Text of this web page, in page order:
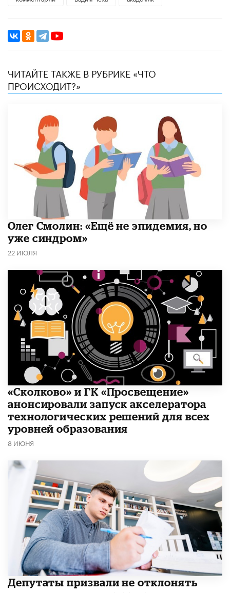
ЧИТАЙТЕ ТАКЖЕ В РУБРИКЕ «ЧТО
ПРОИСХОДИТ?»
​Олег Смолин: «Ещё не эпидемия, но
уже синдром»
22 ИЮЛЯ
«Сколково» и ГК «Просвещение»
анонсировали запуск акселератора
технологических решений для всех
уровней образования
8 ИЮНЯ
Депутаты призвали не отклонять